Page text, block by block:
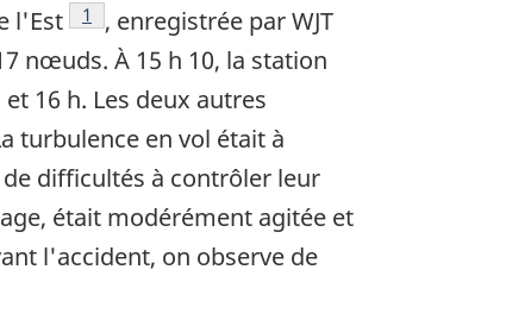
l'Est
Note de bas de page
1
, enregistrée par WJT
nœuds. À 15 h 10, la station
16 h. Les deux autres
turbulence en vol était à
difficultés à contrôler leur
était modérément agitée et
l'accident, on observe de